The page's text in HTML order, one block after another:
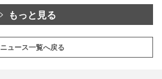
もっと見る
ニュース一覧へ戻る